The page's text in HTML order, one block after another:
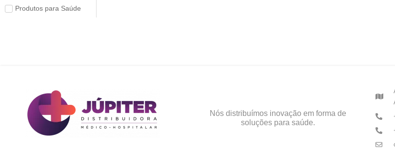
Produtos para Saúde
Nós distribuímos inovação em forma de
soluções para saúde.